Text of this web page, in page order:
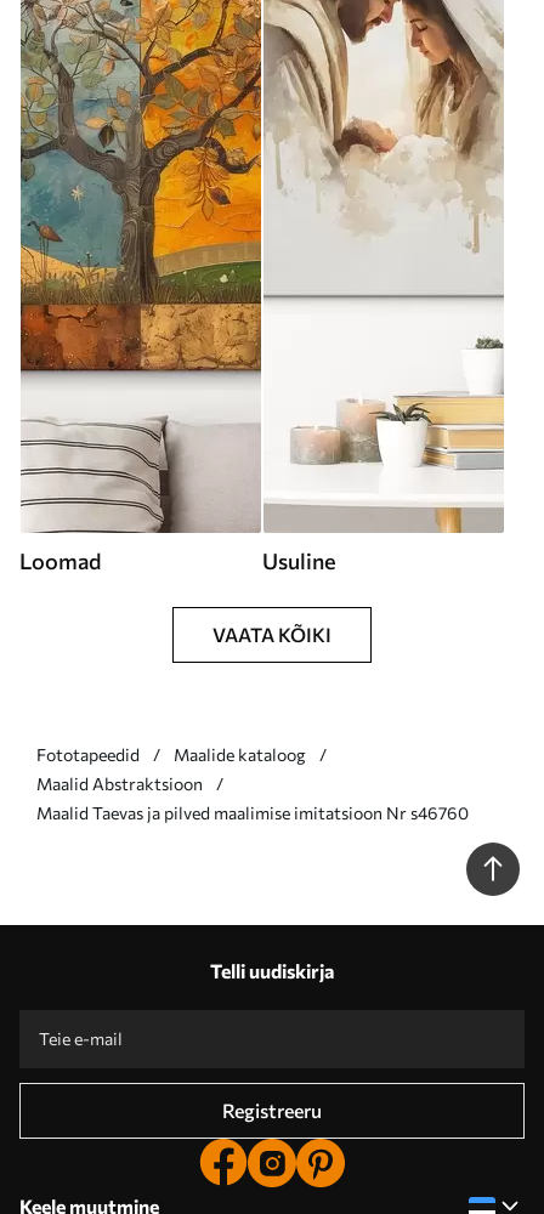
Loomad Usuline
VAATA KÕIKI
Fototapeedid
Maalide kataloog
Maalid Abstraktsioon
Maalid Taevas ja pilved maalimise imitatsioon Nr s46760
Telli uudiskirja
Registreeru
Keele muutmine